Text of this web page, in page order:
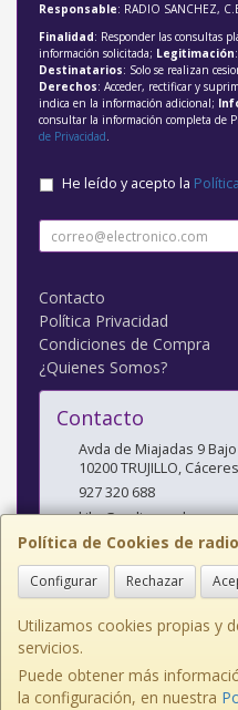
Política de Cookies de
Configurar Rechazar
Utilizamos cookies propias y
servicios.
Puede obtener más
la configuración, en nuestra
Responsable: RADIO SANCHEZ,
Finalidad: Responder las consultas
información solicitada; Legitimación
Destinatarios: Solo se realizan
Derechos: Acceder, rectificar y
indica en la información adicional;
consultar la información completa de
de Privacidad.
He leído y acepto la
Contacto
Política Privacidad
Condiciones de Compra
¿Quienes Somos?
Contacto
Avda de Miajadas 9 Bajo
10200TRUJILLO, Cáceres
927 320 688
kiko@radiosanchez.com
Horario
Mañanas: 9,30 - 2 Tardes: 5
, , , , España. -